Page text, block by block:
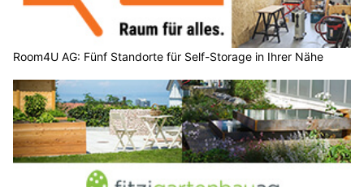
Room4U AG: Fünf Standorte für Self-Storage in Ihrer Nähe